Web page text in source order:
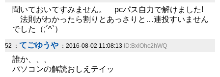
聞いておいてすみません。 pcパス自力で解けました!
法則がわかったら割りとあっさりと…連投すいません
でした（;´^`）
52 ： てごゆうや ：2016-08-02 11:08:13 ID:BxIOhc2hWQ
誰か、、、
パソコンの解読おしえテイッ